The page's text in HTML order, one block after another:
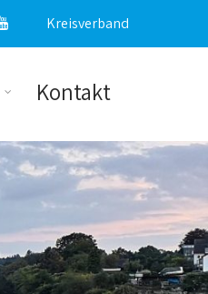
Kreisverband
Kontakt